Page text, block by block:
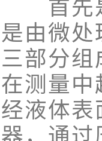
首先是
是由微
三部分
在测量中
经液体表
器，通过